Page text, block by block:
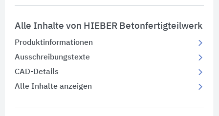
Alle Inhalte von HIEBER Betonfertigteilwerk
Produktinformationen
Ausschreibungstexte
CAD-Details
Alle Inhalte anzeigen